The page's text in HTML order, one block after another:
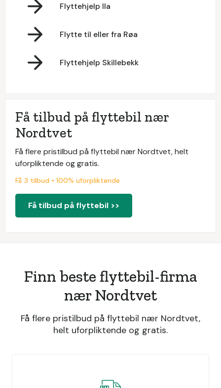
Flyttehjelp Ila
Flytte til eller fra Røa
Flyttehjelp Skillebekk
Få tilbud på flyttebil nær
Nordtvet
Få flere pristilbud på flyttebil nær Nordtvet, helt
uforpliktende og gratis.
Få 3 tilbud • 100% uforpliktende
Få tilbud på flyttebil >>
Finn beste flyttebil-firma
nær Nordtvet
Få flere pristilbud på flyttebil nær Nordtvet,
helt uforpliktende og gratis.